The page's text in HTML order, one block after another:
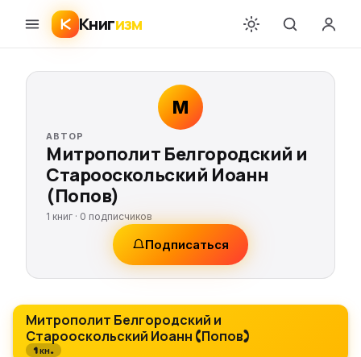
Книгизм
М
АВТОР
Митрополит Белгородский и
Старооскольский Иоанн
(Попов)
1 книг · 0 подписчиков
Подписаться
Митрополит Белгородский и
Старооскольский Иоанн (Попов)
1 кн.